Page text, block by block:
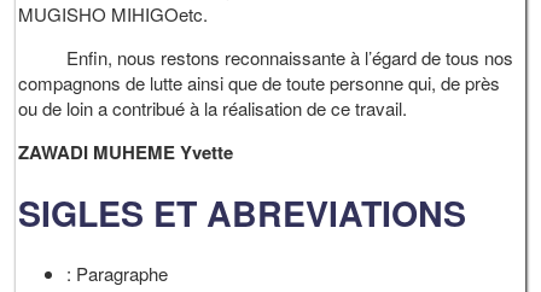
MUGISHO MIHIGOetc.
Enfin, nous restons reconnaissante à l’égard de tous nos
compagnons de lutte ainsi que de toute personne qui, de près
ou de loin a contribué à la réalisation de ce travail.
ZAWADI MUHEME Yvette
SIGLES ET ABREVIATIONS
: Paragraphe